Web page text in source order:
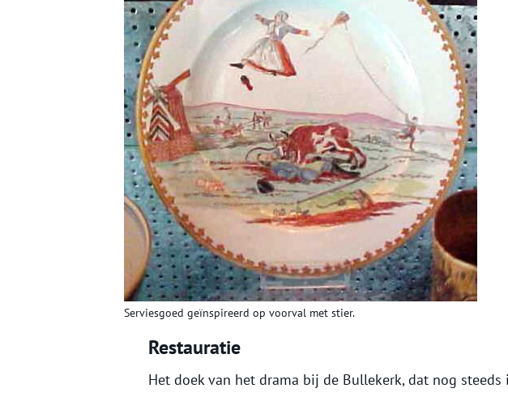
Serviesgoed geïnspireerd op voorval met stier.
Restauratie
Het doek van het drama bij de Bullekerk, dat nog